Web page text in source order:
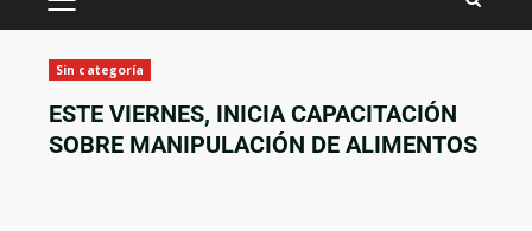
Sin categoría
ESTE VIERNES, INICIA CAPACITACIÓN
SOBRE MANIPULACIÓN DE ALIMENTOS